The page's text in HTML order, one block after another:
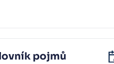
pojmů